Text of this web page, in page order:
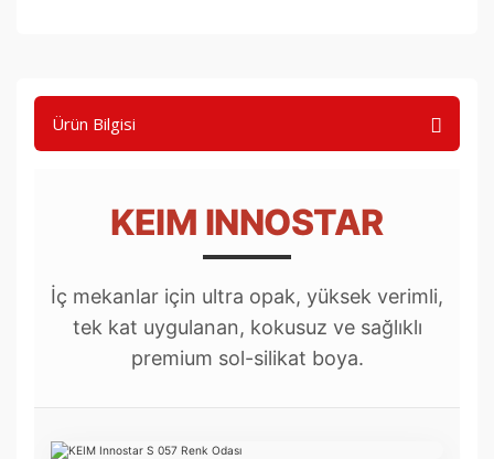
Ürün Bilgisi
KEIM INNOSTAR
İç mekanlar için ultra opak, yüksek verimli,
tek kat uygulanan, kokusuz ve sağlıklı
premium sol-silikat boya.